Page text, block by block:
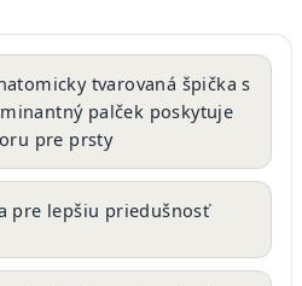
tvarovaná špička s
palček poskytuje
pre prsty
pre lepšiu priedušnosť